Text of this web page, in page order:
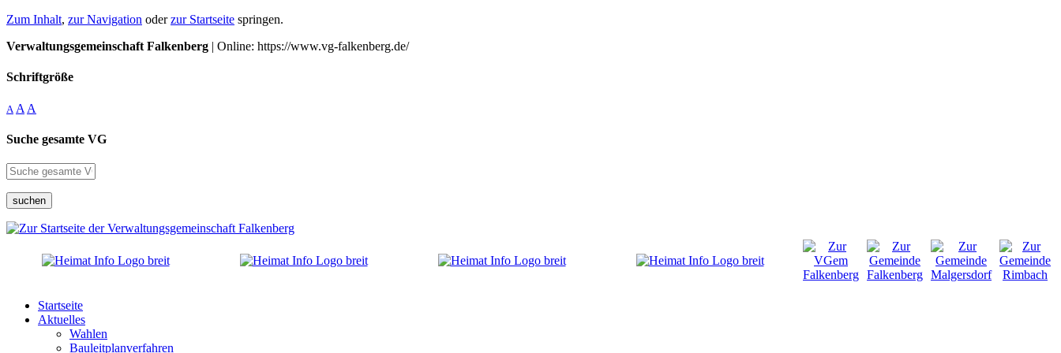
Zum Inhalt, zur Navigation oderzur Startseite springen.
Verwaltungsgemeinschaft Falkenberg | Online: https://www.vg-falkenberg.de/
Schriftgröße
A A A
Suche gesamte VG
suchen
Startseite
Aktuelles
Wahlen
Bauleitplanverfahren